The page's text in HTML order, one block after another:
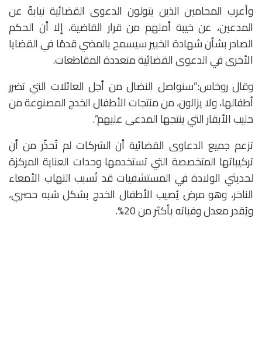
وأعرب المحامين الذين يتولون الدعوى القضائية نيابةً عن
المدعين، عن خيبة أملهم من قرار القاضية، إلا أن الحكم
الصادر بشأن شهادة الخبير سيسمح بالمضي قدمًا في القضايا
الأخرى في الدعوى القضائية متعددة المقاطعات.
وقال روخاس:”سنواصل النضال من أجل العائلات التي تضرر
أطفالها، ولا يزالون، من منتجات الأطفال الخدج المصنوعة من
حليب الأبقار التي ينتجها المدعى عليهم”.
تزعم جميع الدعاوى القضائية أن الشركات لم تُحذّر من أن
تركيباتها المتخصصة التي تستخدمها وحدات العناية المركزة
لحديثي الولادة في المستشفيات قد تُسبب التهاب الأمعاء
الناخر، وهو مرض يُصيب الأطفال الخدج بشكل شبه حصري،
ويُقدر معدل وفياته بأكثر من 20%.